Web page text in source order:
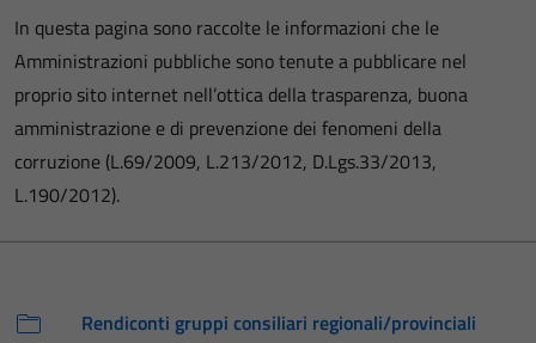
In questa pagina sono raccolte le informazioni che le
Amministrazioni pubbliche sono tenute a pubblicare nel
proprio sito internet nell’ottica della trasparenza, buona
amministrazione e di prevenzione dei fenomeni della
corruzione (L.69/2009, L.213/2012, D.Lgs.33/2013,
L.190/2012).
Rendiconti gruppi consiliari regionali/provinciali